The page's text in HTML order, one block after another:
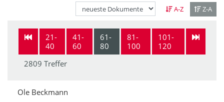
A-Z Z-A
21-
40
41-
60
61-
80
81-
100
101-
120
2809 Treffer
Ole Beckmann